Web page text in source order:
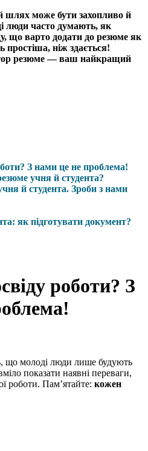
шлях може бути захопливо й
люди часто думають, як
що варто додати до резюме як
простіша, ніж здається!
резюме — ваш найкращий
З нами це не проблема!
учня й студента?
й студента. Зроби з нами
як підготувати документ?
роботи? З
що молоді люди лише будують
показати наявні переваги,
роботи. Пам’ятайте: кожен